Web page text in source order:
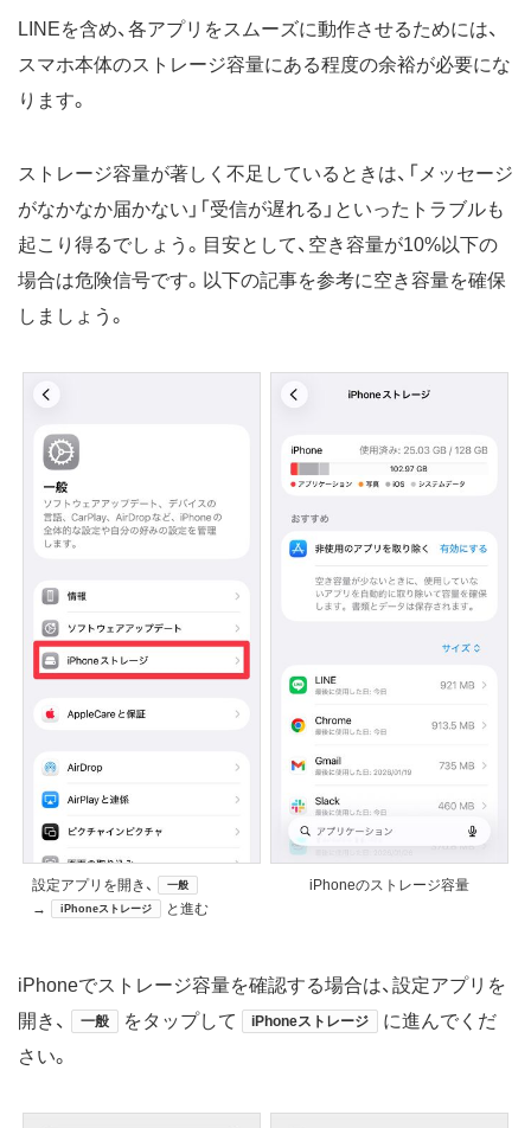
LINEを含め、各アプリをスムーズに動作させるためには、
スマホ本体のストレージ容量にある程度の余裕が必要にな
ります。
ストレージ容量が著しく不足しているときは、「メッセージ
がなかなか届かない」「受信が遅れる」といったトラブルも
起こり得るでしょう。目安として、空き容量が10%以下の
場合は危険信号です。以下の記事を参考に空き容量を確保
しましょう。
設定アプリを開き、 一般
→ iPhoneストレージ と進む
iPhoneのストレージ容量
iPhoneでストレージ容量を確認する場合は、設定アプリを
開き、
一般 をタップして iPhoneストレージ
に進んでくだ
さい。